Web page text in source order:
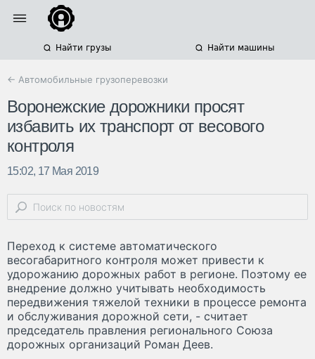
Найти грузы Найти машины
← Автомобильные грузоперевозки
Воронежские дорожники просят
избавить их транспорт от весового
контроля
15:02, 17 Мая 2019
Переход к системе автоматического
весогабаритного контроля может привести к
удорожанию дорожных работ в регионе. Поэтому ее
внедрение должно учитывать необходимость
передвижения тяжелой техники в процессе ремонта
и обслуживания дорожной сети, - считает
председатель правления регионального Союза
дорожных организаций Роман Деев.